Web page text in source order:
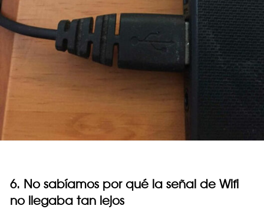
6. No sabíamos por qué la señal de Wifi
no llegaba tan lejos